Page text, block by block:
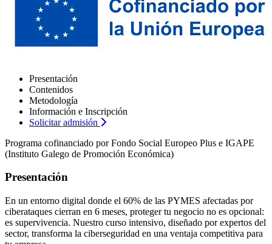
Presentación
Contenidos
Metodología
Información e Inscripción
Solicitar admisión
Programa cofinanciado por Fondo Social Europeo Plus e IGAPE
(Instituto Galego de Promoción Económica)
Presentación
En un entorno digital donde el 60% de las PYMES afectadas por
ciberataques cierran en 6 meses, proteger tu negocio no es opcional:
es supervivencia. Nuestro curso intensivo, diseñado por expertos del
sector, transforma la ciberseguridad en una ventaja competitiva para